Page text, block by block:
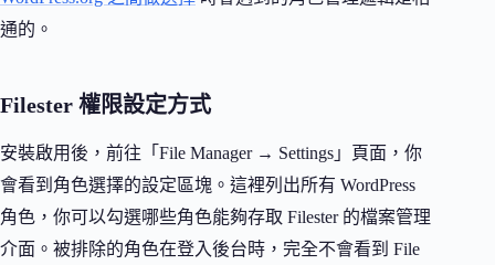
通的。
Filester 權限設定方式
安裝啟用後，前往「File Manager → Settings」頁面，你
會看到角色選擇的設定區塊。這裡列出所有 WordPress
角色，你可以勾選哪些角色能夠存取 Filester 的檔案管理
介面。被排除的角色在登入後台時，完全不會看到 File